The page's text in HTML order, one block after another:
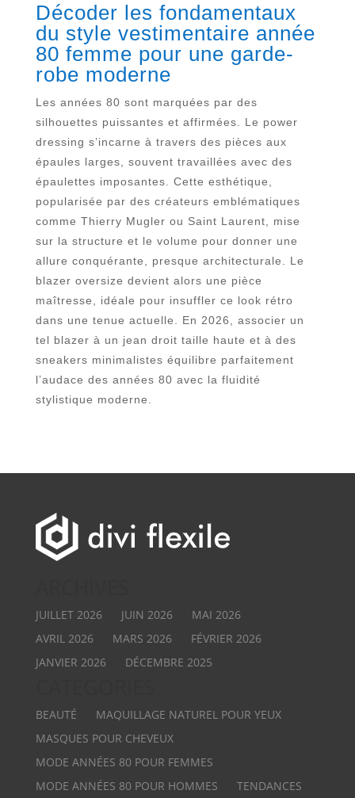
Décoder les fondamentaux
du style vestimentaire année
80 femme pour une garde-
robe moderne
Les années 80 sont marquées par des
silhouettes puissantes et affirmées. Le power
dressing s’incarne à travers des pièces aux
épaules larges, souvent travaillées avec des
épaulettes imposantes. Cette esthétique,
popularisée par des créateurs emblématiques
comme Thierry Mugler ou Saint Laurent, mise
sur la structure et le volume pour donner une
allure conquérante, presque architecturale. Le
blazer oversize devient alors une pièce
maîtresse, idéale pour insuffler ce look rétro
dans une tenue actuelle. En 2026, associer un
tel blazer à un jean droit taille haute et à des
sneakers minimalistes équilibre parfaitement
l’audace des années 80 avec la fluidité
stylistique moderne.
JUILLET 2026 JUIN 2026
MAI 2026
AVRIL 2026
MARS 2026
FÉVRIER 2026
JANVIER 2026
DÉCEMBRE 2025
BEAUTÉ
MAQUILLAGE NATUREL POUR YEUX
MASQUES POUR CHEVEUX
MODE ANNÉES 80 POUR FEMMES
MODE ANNÉES 80 POUR HOMMES
TENDANCES